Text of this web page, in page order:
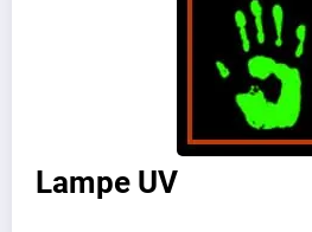
Lampe UV